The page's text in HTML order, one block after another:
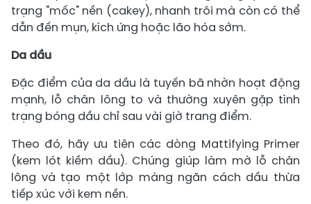
trạng "mốc" nền (cakey), nhanh trôi mà còn có thể
dẫn đến mụn, kích ứng hoặc lão hóa sớm.
Da dầu
Đặc điểm của da dầu là tuyến bã nhờn hoạt động
mạnh, lỗ chân lông to và thường xuyên gặp tình
trạng bóng dầu chỉ sau vài giờ trang điểm.
Theo đó, hãy ưu tiên các dòng Mattifying Primer
(kem lót kiềm dầu). Chúng giúp làm mờ lỗ chân
lông và tạo một lớp màng ngăn cách dầu thừa
tiếp xúc với kem nền.